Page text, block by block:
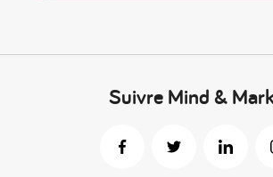
Suivre Mind &